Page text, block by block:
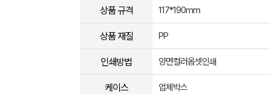
상품 규격 117*190mm
상품 재질 PP
인쇄방법 양면컬러옵셋인쇄
케이스 업체박스